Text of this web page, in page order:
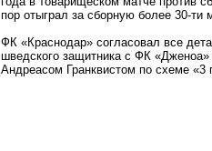
пор отыграл за сборную более 30-ти
ФК «Краснодар» согласовал все
шведского защитника с ФК «Дженоа»
Андреасом Гранквистом по схеме «3